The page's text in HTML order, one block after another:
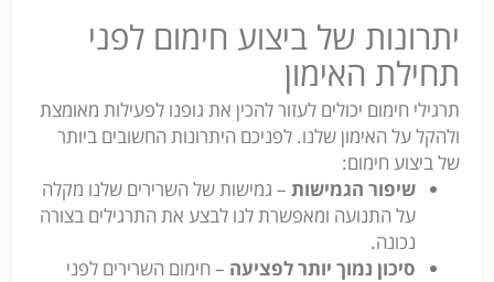
יתרונות של ביצוע חימום לפני
תחילת האימון
תרגילי חימום יכולים לעזור להכין את גופנו לפעילות מאומצת
ולהקל על האימון שלנו. לפניכם היתרונות החשובים ביותר
של ביצוע חימום:
שיפור הגמישות – גמישות של השרירים שלנו מקלה
על התנועה ומאפשרת לנו לבצע את התרגילים בצורה
נכונה.
סיכון נמוך יותר לפציעה – חימום השרירים לפני